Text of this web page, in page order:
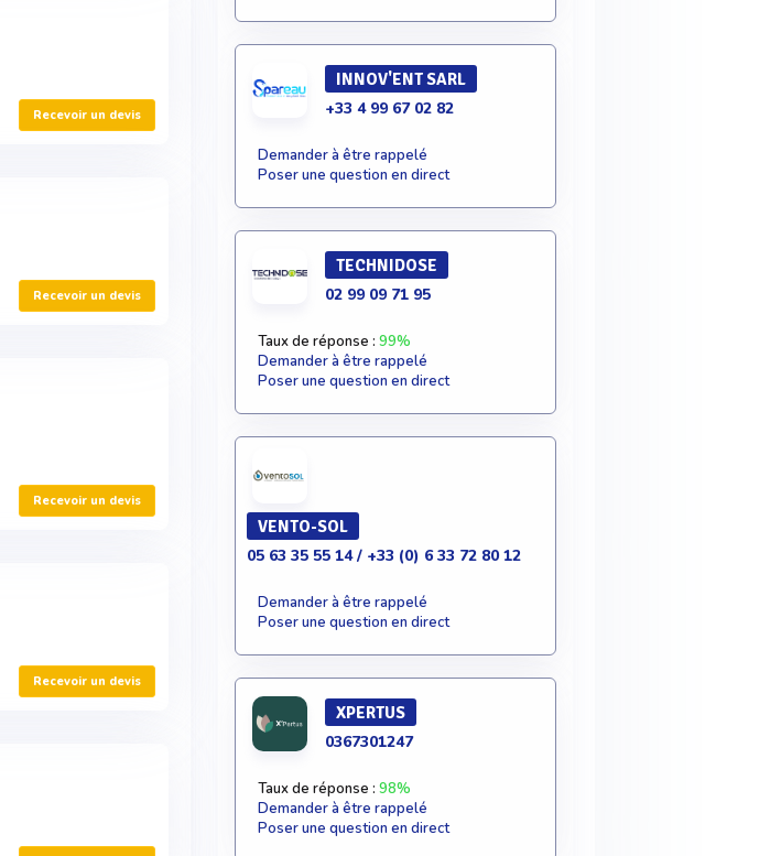
Recevoir un devis
Recevoir un devis
Recevoir un devis
Recevoir un devis
INNOV'ENT SARL
+33 4 99 67 02 82
Demander à être rappelé
Poser une question en direct
TECHNIDOSE
02 99 09 71 95
Taux de réponse : 99%
Demander à être rappelé
Poser une question en direct
VENTO-SOL
05 63 35 55 14 / +33 (0) 6 33 72 80 12
Demander à être rappelé
Poser une question en direct
XPERTUS
0367301247
Taux de réponse : 98%
Demander à être rappelé
Poser une question en direct